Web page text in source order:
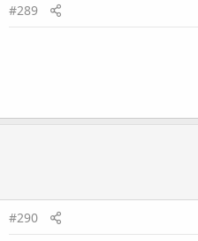
#289
#290